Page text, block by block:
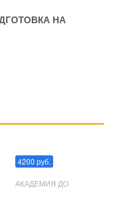
НА
4200 руб.
АКАДЕМИЯ ДО